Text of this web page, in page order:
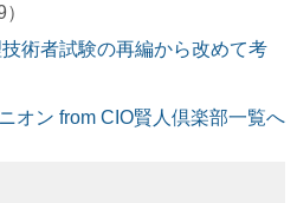
術者試験の再編から改めて考
オン from CIO賢人倶楽部一覧へ